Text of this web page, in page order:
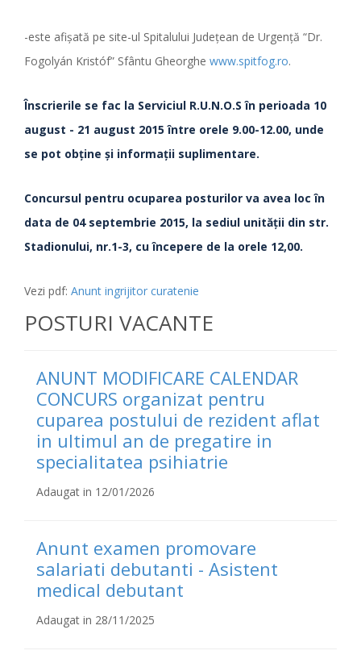
-este afişată pe site-ul Spitalului Judeţean de Urgenţă “Dr.
Fogolyán Kristóf” Sfântu Gheorghe www.spitfog.ro.
Înscrierile se fac la Serviciul R.U.N.O.S în perioada 10
august - 21 august 2015 între orele 9.00-12.00, unde
se pot obţine şi informaţii suplimentare.
Concursul pentru ocuparea posturilor va avea loc în
data de 04 septembrie 2015, la sediul unităţii din str.
Stadionului, nr.1-3, cu începere de la orele 12,00.
Vezi pdf: Anunt ingrijitor curatenie
POSTURI VACANTE
ANUNT MODIFICARE CALENDAR
CONCURS organizat pentru
cuparea postului de rezident aflat
in ultimul an de pregatire in
specialitatea psihiatrie
Adaugat in 12/01/2026
Anunt examen promovare
salariati debutanti - Asistent
medical debutant
Adaugat in 28/11/2025